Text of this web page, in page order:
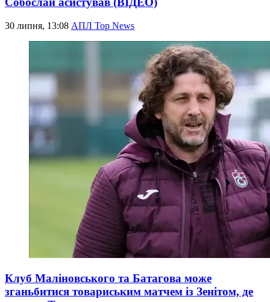
30 липня, 13:08 АПЛ Top News
Клуб Маліновського та Батагова може
зганьбитися товариським матчем із Зенітом, де